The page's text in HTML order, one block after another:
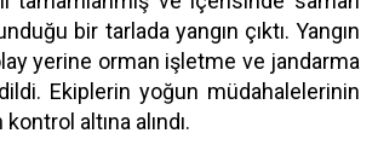
bir tarlada yangın çıktı. Yangın
yerine orman işletme ve jandarma
Ekiplerin yoğun müdahalelerinin
altına alındı.